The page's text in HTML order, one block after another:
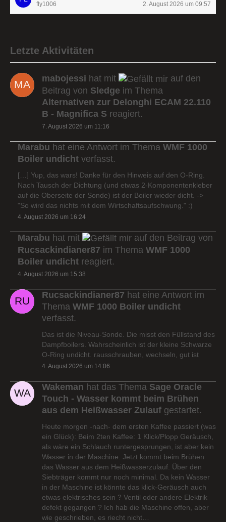
fly1006
2. August 2026 um 09:57
Letzte Aktivitäten
mabojessi hat mit
auf den
Beitrag von Sledge im Thema
Alternativen zur Delonghi ECAM 22.110
B - Magnifica S reagiert.
7. August 2026 um 11:16
Marabu hat eine Antwort im Thema WMF 1000
Boiler undicht verfasst.
[…] Yup, das wars! Danke für den Hinweis auf den O-Ring.
Nach Tausch der Dichtung (und etwas 2-Komponentenkleber
auf die Oberseite der Sonde) ist der Boiler wieder dicht. ->
"So wird das nichts mit dem Wirtschaftsaufschwung." :)
4. August 2026 um 16:24
Marabu hat mit
auf den Beitrag von
Rucsackindianer87 im Thema WMF 1000
Boiler undicht reagiert.
4. August 2026 um 15:38
Rucsackindianer87 hat eine Antwort im
Thema WMF 1000 Boiler undicht
verfasst.
Das ist die Niveau-Sonde. Die misst den Füllstand des
Dampfboilers. Wahrscheinlich ist der kleine Schwarze
O-Ring undicht. rausschrauben, wechseln, gut ist
4. August 2026 um 14:06
Wakeman hat das Thema Sage Oracle
Touch - Wasser kommt beim Brühen
aus dem Heißwasser Zulauf gestartet.
Heute morgen -nach- dem ersten Kaffee passiert (was
ein Glück): Beim 2ten Kaffee: 1 Klick/Plopp Geräusch,
als wäre ein Schlauch runtergesprungen, ist aber kein
Wasser in der Maschine. Jetzt kommt beim Brühen
das Wasser aus dem Heißwasserzulauf. Über den
Siebträger kommt nur noch minimal. Da kein Wasser
in der Maschine ist könnte das klick-Geräusch auch
etwas elektrisches sein ? Ventil oder andere Elektrik
defekt gegangen ? Ich hab die Maschine offen, aber
wie geschrieben, es riecht nicht…